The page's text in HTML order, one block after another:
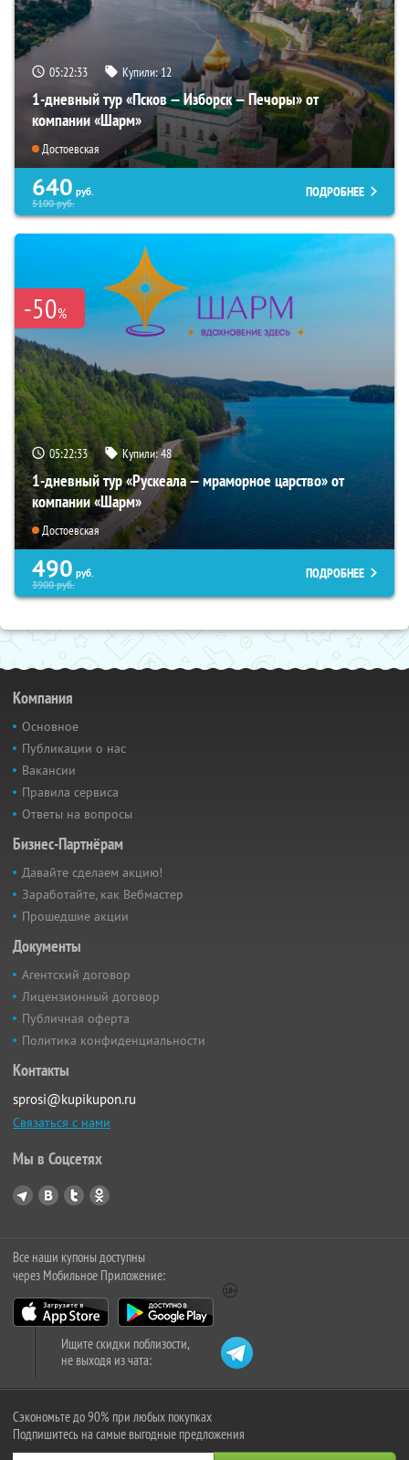
05:22:31 Купили:12
1-дневный тур «Псков — Изборск — Печоры» от
компании «Шарм»
Достоевская
640 руб.
5100руб.
ПОДРОБНЕЕ
-50%
05:22:31 Купили:48
1-дневный тур «Рускеала — мраморное царство» от
компании «Шарм»
Достоевская
490 руб.
3900руб.
ПОДРОБНЕЕ
Компания
Основное
Публикации о нас
Вакансии
Правила сервиса
Ответы на вопросы
Бизнес-Партнёрам
Давайте сделаем акцию!
Заработайте, как Вебмастер
Прошедшие акции
Документы
Агентский договор
Лицензионный договор
Публичная оферта
Политика конфиденциальности
Контакты
sprosi@kupikupon.ru
Связаться с нами
Мы в Соцсетях
Все наши купоны доступны
через Мобильное Приложение:
Ищите скидки поблизости,
не выходя из чата:
Сэкономьте до 90% при любых покупках
Подпишитесь на самые выгодные предложения